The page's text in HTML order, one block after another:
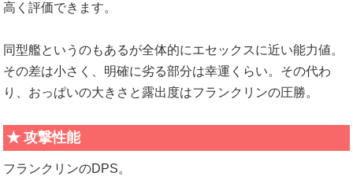
高く評価できます。
同型艦というのもあるが全体的にエセックスに近い能力値。
その差は小さく、明確に劣る部分は幸運くらい。その代わ
り、おっぱいの大きさと露出度はフランクリンの圧勝。
攻撃性能
フランクリンのDPS。